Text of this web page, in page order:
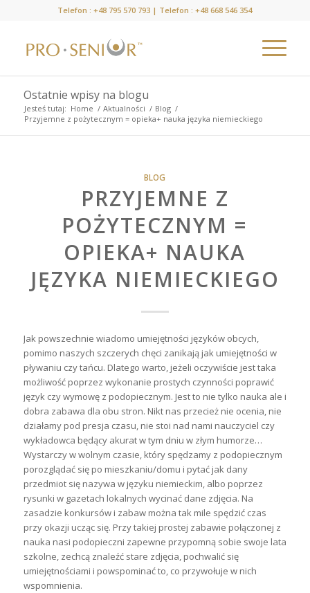
Telefon :+48 795 570 793 | Telefon :+48 668 546 354
Ostatnie wpisy na blogu
Jesteś tutaj: Home / Aktualności / Blog /
Przyjemne z pożytecznym = opieka+ nauka języka niemieckiego
BLOG
PRZYJEMNE Z
POŻYTECZNYM =
OPIEKA+ NAUKA
JĘZYKA NIEMIECKIEGO
Jak powszechnie wiadomo umiejętności języków obcych,
pomimo naszych szczerych chęci zanikają jak umiejętności w
pływaniu czy tańcu. Dlatego warto, jeżeli oczywiście jest taka
możliwość poprzez wykonanie prostych czynności poprawić
język czy wymowę z podopiecznym. Jest to nie tylko nauka ale i
dobra zabawa dla obu stron. Nikt nas przecież nie ocenia, nie
działamy pod presja czasu, nie stoi nad nami nauczyciel czy
wykładowca będący akurat w tym dniu w złym humorze…
Wystarczy w wolnym czasie, który spędzamy z podopiecznym
porozglądać się po mieszkaniu/domu i pytać jak dany
przedmiot się nazywa w języku niemieckim, albo poprzez
rysunki w gazetach lokalnych wycinać dane zdjęcia. Na
zasadzie konkursów i zabaw można tak mile spędzić czas
przy okazji ucząc się. Przy takiej prostej zabawie połączonej z
nauka nasi podopieczni zapewne przypomną sobie swoje lata
szkolne, zechcą znaleźć stare zdjęcia, pochwalić się
umiejętnościami i powspominać to, co przywołuje w nich
wspomnienia.